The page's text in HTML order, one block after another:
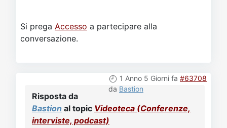
Si prega Accesso a partecipare alla
conversazione.
1 Anno 5 Giorni fa #63708
da Bastion
Risposta da
Bastion al topic Videoteca (Conferenze,
interviste, podcast)